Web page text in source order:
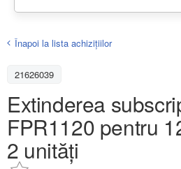
Înapoi la lista achiziţiilor
21626039
Extinderea
FPR1120 pentru
2 unități